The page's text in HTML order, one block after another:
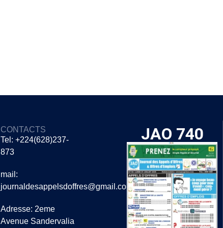
CONTACTS
Tel: +224(628)237-
873
mail:
journaldesappelsdoffres@gmail.com
Adresse: 2eme
Avenue Sandervalia
JAO 740